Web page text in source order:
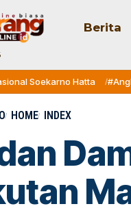
Berita
Soekarno Hatta
HOME INDEX